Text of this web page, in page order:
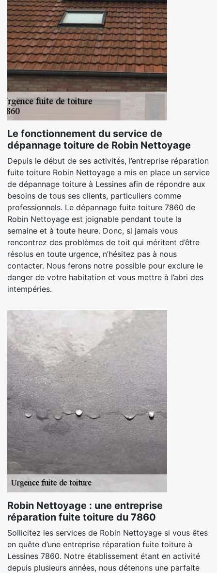
Le fonctionnement du service de
dépannage toiture de Robin Nettoyage
Depuis le début de ses activités, l’entreprise réparation
fuite toiture Robin Nettoyage a mis en place un service
de dépannage toiture à Lessines afin de répondre aux
besoins de tous ses clients, particuliers comme
professionnels. Le dépannage fuite toiture 7860 de
Robin Nettoyage est joignable pendant toute la
semaine et à toute heure. Donc, si jamais vous
rencontrez des problèmes de toit qui méritent d’être
résolus en toute urgence, n’hésitez pas à nous
contacter. Nous ferons notre possible pour exclure le
danger de votre habitation et vous mettre à l’abri des
intempéries.
Robin Nettoyage : une entreprise
réparation fuite toiture du 7860
Sollicitez les services de Robin Nettoyage si vous êtes
en quête d’une entreprise réparation fuite toiture à
Lessines 7860. Notre établissement étant en activité
depuis plusieurs années, nous détenons une parfaite